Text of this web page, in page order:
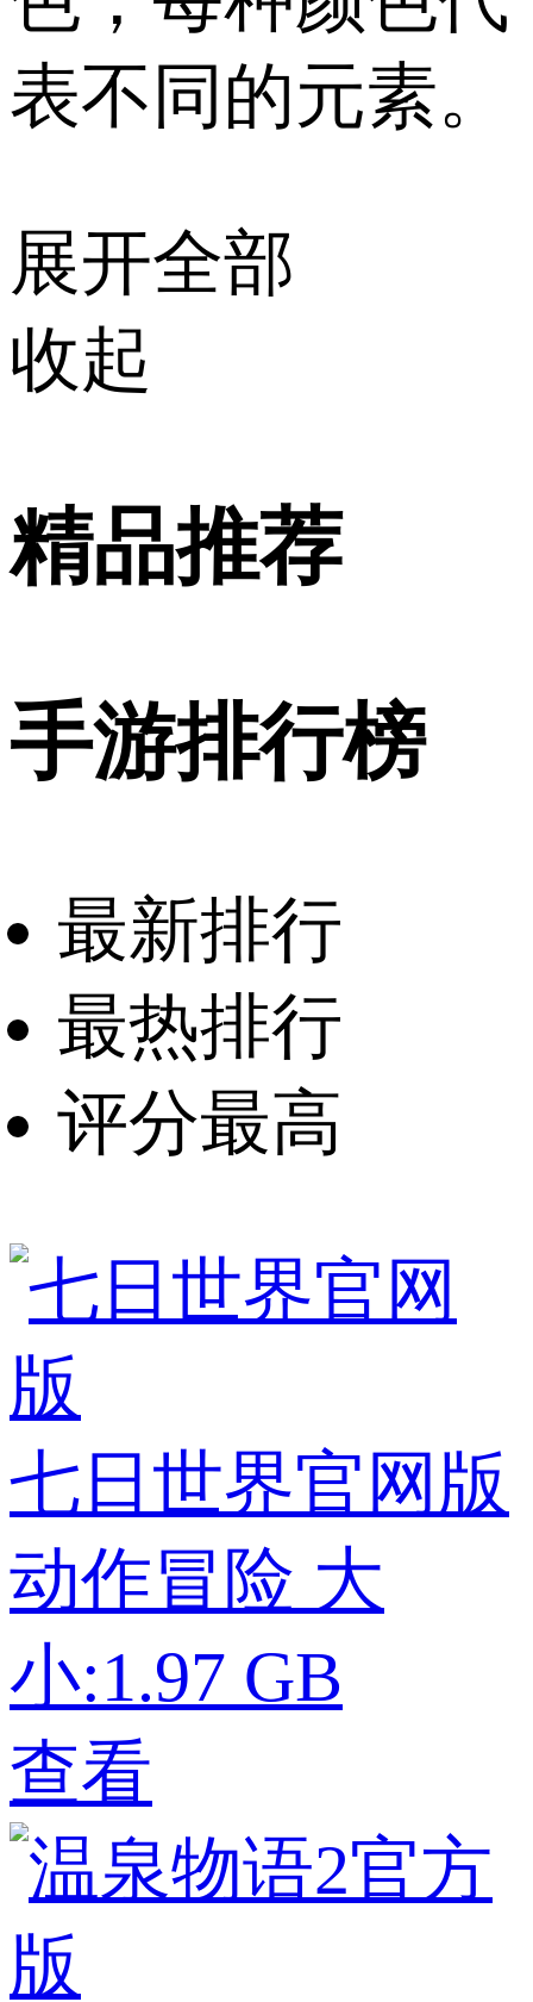
表不同的元素。
展开全部
收起
精品推荐
手游排行榜
最新排行
最热排行
评分最高
七日世界官网版
动作冒险 大
小:1.97 GB
查看